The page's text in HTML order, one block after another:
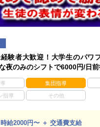
験者大歓迎！大学生のパワ
夜のみのシフトで6000円/日前
集団指導
指導 その他
時給2000円〜 ＋ 交通費支給